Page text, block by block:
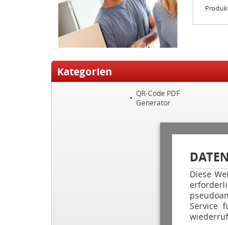
Diese
Service
Kategorien
QR-Code PDF
Generator